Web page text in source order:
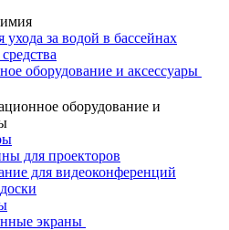
за водой в бассейнах
оборудование и аксессуары
оборудование и
для проекторов
для видеоконференций
экраны